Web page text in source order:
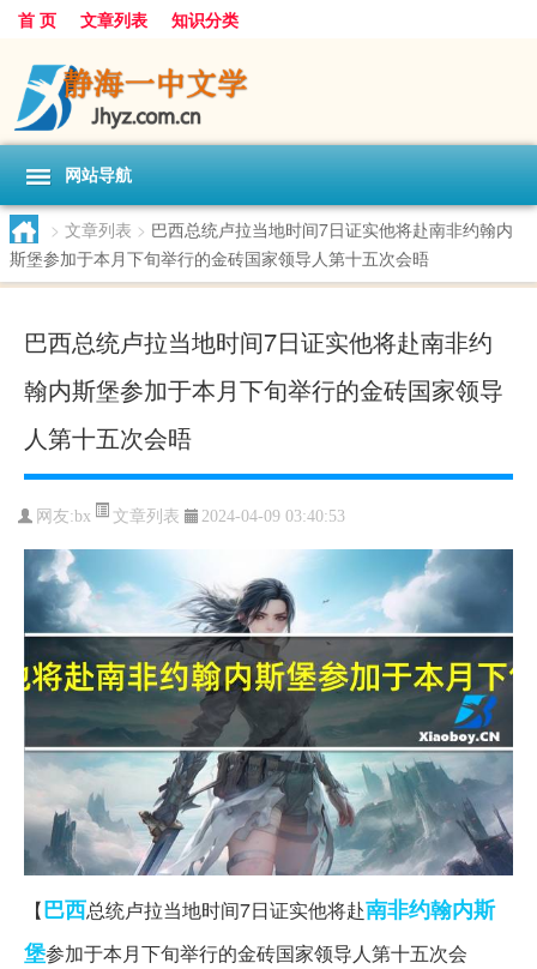
首 页 文章列表 知识分类
网站导航
> 文章列表 > 巴西总统卢拉当地时间7日证实他将赴南非约翰内
斯堡参加于本月下旬举行的金砖国家领导人第十五次会晤
巴西总统卢拉当地时间7日证实他将赴南非约
翰内斯堡参加于本月下旬举行的金砖国家领导
人第十五次会晤
网友:bx 文章列表 2024-04-09 03:40:53
【巴西总统卢拉当地时间7日证实他将赴南非约翰内斯
堡参加于本月下旬举行的金砖国家领导人第十五次会